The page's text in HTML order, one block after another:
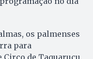
os palmenses
para
Circo de Taquaruçu,